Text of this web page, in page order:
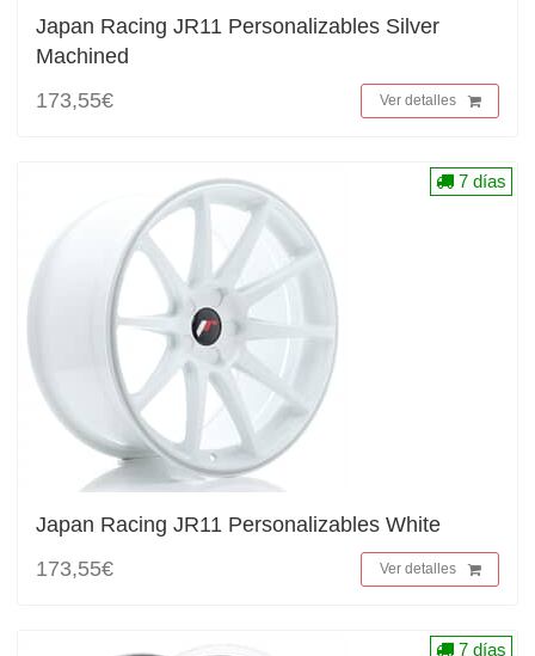
Japan Racing JR11 Personalizables Silver
Machined
173,55€
Ver detalles
Japan Racing JR11 Personalizables White
173,55€
Ver detalles
7 días
7 días